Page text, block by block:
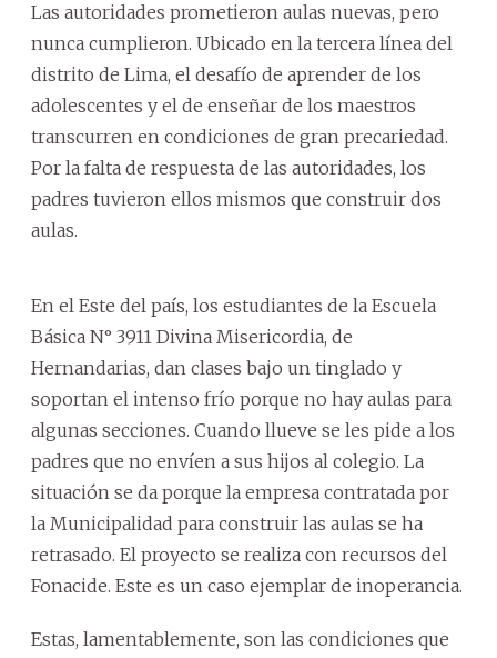
Las autoridades prometieron aulas nuevas, pero
nunca cumplieron. Ubicado en la tercera línea del
distrito de Lima, el desafío de aprender de los
adolescentes y el de enseñar de los maestros
transcurren en condiciones de gran precariedad.
Por la falta de respuesta de las autoridades, los
padres tuvieron ellos mismos que construir dos
aulas.
En el Este del país, los estudiantes de la Escuela
Básica N° 3911 Divina Misericordia, de
Hernandarias, dan clases bajo un tinglado y
soportan el intenso frío porque no hay aulas para
algunas secciones. Cuando llueve se les pide a los
padres que no envíen a sus hijos al colegio. La
situación se da porque la empresa contratada por
la Municipalidad para construir las aulas se ha
retrasado. El proyecto se realiza con recursos del
Fonacide. Este es un caso ejemplar de inoperancia.
Estas, lamentablemente, son las condiciones que